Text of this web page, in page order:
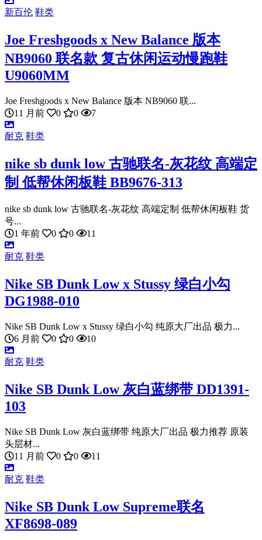
新百伦 鞋类
Joe Freshgoods x New Balance 版本
NB9060 联名款 复古休闲运动慢跑鞋
U9060MM
Joe Freshgoods x New Balance 版本 NB9060 联...
11 月前
0 0 7
耐克 鞋类
nike sb dunk low 古驰联名-灰花纹 高端定
制 低帮休闲板鞋 BB9676-313
nike sb dunk low 古驰联名-灰花纹 高端定制 低帮休闲板鞋 货
号...
1 年前
0 0 11
耐克 鞋类
Nike SB Dunk Low x Stussy 绿白小勾
DG1988-010
Nike SB Dunk Low x Stussy 绿白小勾 纯原大厂出品 极力...
6 月前
0 0 10
耐克 鞋类
Nike SB Dunk Low 灰白蓝绑带 DD1391-
103
Nike SB Dunk Low 灰白蓝绑带 纯原大厂出品 极力推荐 原装
头层材...
11 月前
0 0 11
耐克 鞋类
Nike SB Dunk Low Supreme联名
XF8698-089